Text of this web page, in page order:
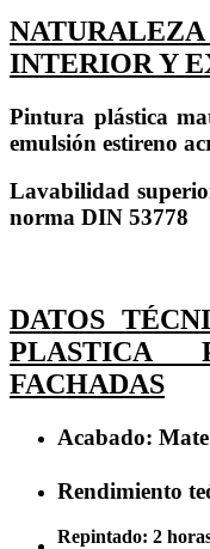
INTERIOR Y
Pintura plástica
emulsión estireno
Lavabilidad
norma DIN 53778
DATOS
PLASTICA
FACHADAS
Acabado: Mate
Rendimiento
Repintado: 2